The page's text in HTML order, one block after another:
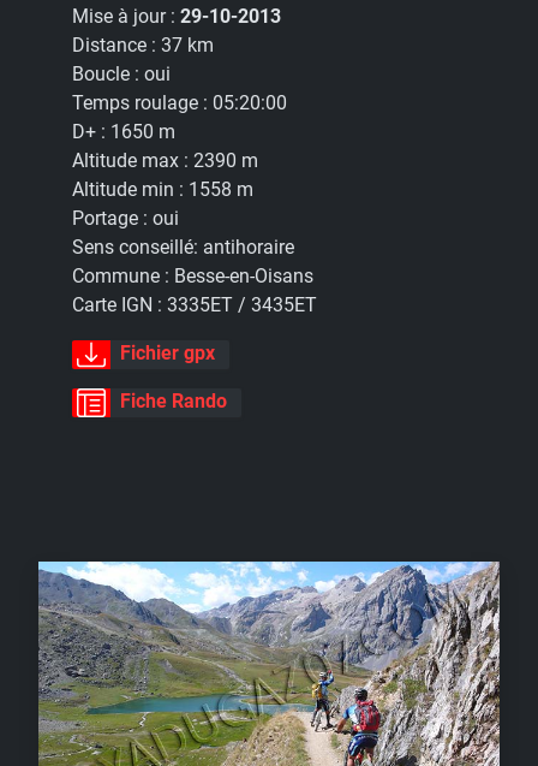
Mise à jour : 29-10-2013
Distance : 37 km
Boucle : oui
Temps roulage : 05:20:00
D+ : 1650 m
Altitude max : 2390 m
Altitude min : 1558 m
Portage : oui
Sens conseillé: antihoraire
Commune : Besse-en-Oisans
Carte IGN : 3335ET / 3435ET
Fichier gpx
Fiche Rando